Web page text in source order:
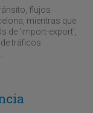
flujos
mientras que
de ‘import-export’,
tráficos